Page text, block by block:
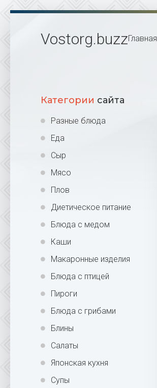
Vostorg.buzzГлавная
Категории сайта
Разные блюда
Еда
Сыр
Мясо
Плов
Диетическое питание
Блюда с медом
Каши
Макаронные изделия
Блюда с птицей
Пироги
Блюда с грибами
Блины
Салаты
Японская кухня
Супы